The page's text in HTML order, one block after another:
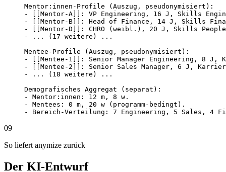
Mentor:innen-Profile (Auszug, pseudonymisiert):
- [[Mentor-A]]: VP Engineering, 16 J, Skills
- [[Mentor-B]]: Head of Finance, 14 J, Skills
- [[Mentor-D]]: CHRO (weibl.), 20 J, Skills
- ... (17 weitere) ...
Mentee-Profile (Auszug, pseudonymisiert):
- [[Mentee-1]]: Senior Manager Engineering, 8
- [[Mentee-2]]: Senior Sales Manager, 6 J,
- ... (18 weitere) ...
Demografisches Aggregat (separat):
- Mentor:innen: 12 m, 8 w.
- Mentees: 0 m, 20 w (programm-bedingt).
- Bereich-Verteilung: 7 Engineering, 5 Sales, 4
09
So liefert anymize zurück
Der KI-Entwurf